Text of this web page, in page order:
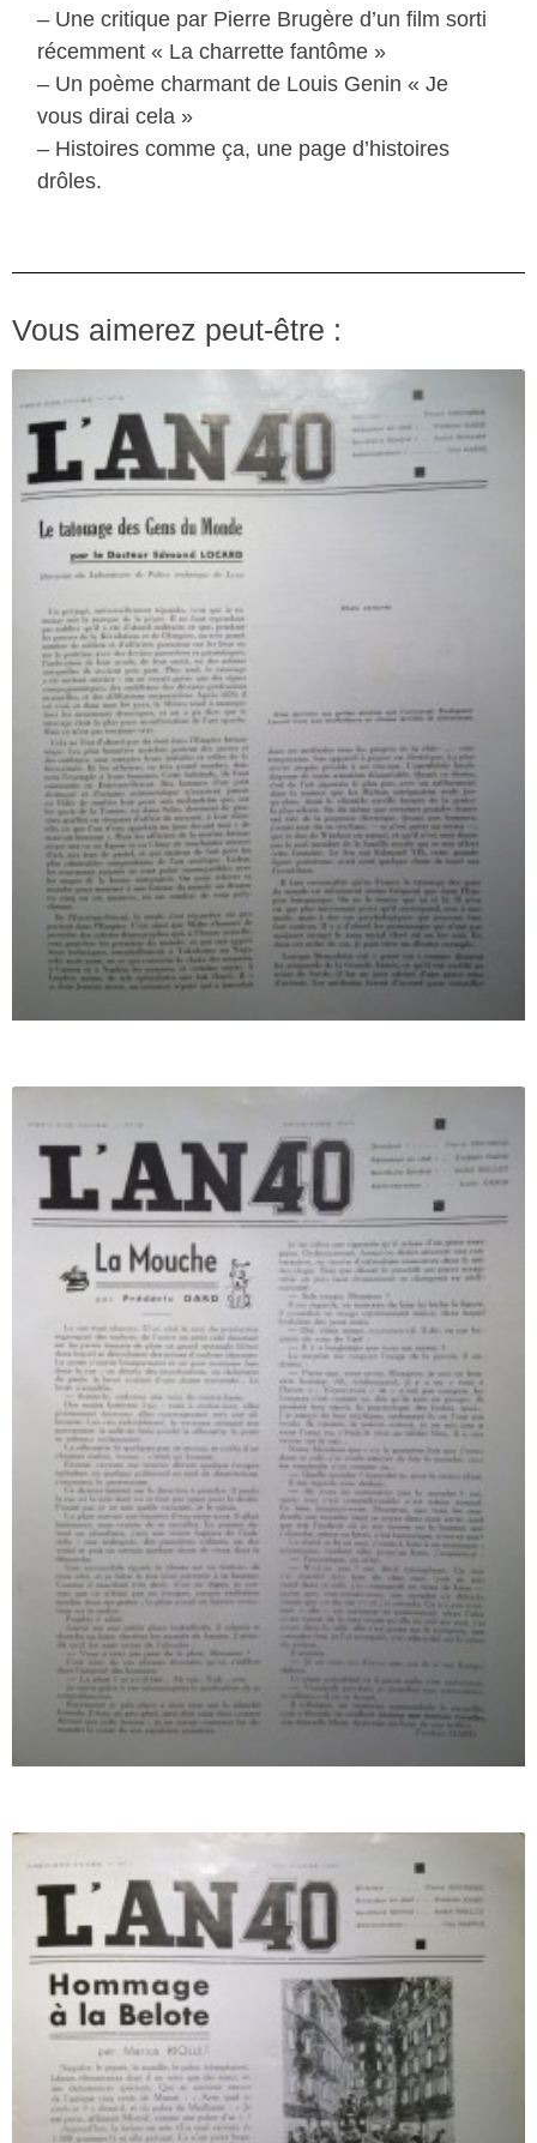
– Une critique par Pierre Brugère d’un film sorti
récemment « La charrette fantôme »
– Un poème charmant de Louis Genin « Je
vous dirai cela »
– Histoires comme ça, une page d’histoires
drôles.
Vous aimerez peut-être :